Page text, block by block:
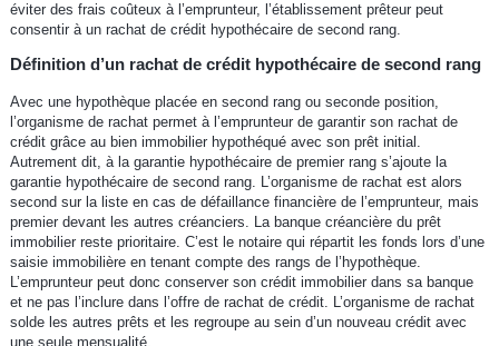
éviter des frais coûteux à l’emprunteur, l’établissement prêteur peut
consentir à un rachat de crédit hypothécaire de second rang.
Définition d’un rachat de crédit hypothécaire de second rang
Avec une hypothèque placée en second rang ou seconde position,
l’organisme de rachat permet à l’emprunteur de garantir son rachat de
crédit grâce au bien immobilier hypothéqué avec son prêt initial.
Autrement dit, à la garantie hypothécaire de premier rang s’ajoute la
garantie hypothécaire de second rang. L’organisme de rachat est alors
second sur la liste en cas de défaillance financière de l’emprunteur, mais
premier devant les autres créanciers. La banque créancière du prêt
immobilier reste prioritaire. C’est le notaire qui répartit les fonds lors d’une
saisie immobilière en tenant compte des rangs de l’hypothèque.
L’emprunteur peut donc conserver son crédit immobilier dans sa banque
et ne pas l’inclure dans l’offre de rachat de crédit. L’organisme de rachat
solde les autres prêts et les regroupe au sein d’un nouveau crédit avec
une seule mensualité.